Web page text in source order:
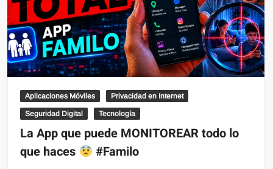
Aplicaciones Móviles Privacidad en Internet
Seguridad Digital Tecnología
La App que puede MONITOREAR todo lo
que haces
#Familo